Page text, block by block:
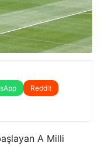
Reddit
A Milli